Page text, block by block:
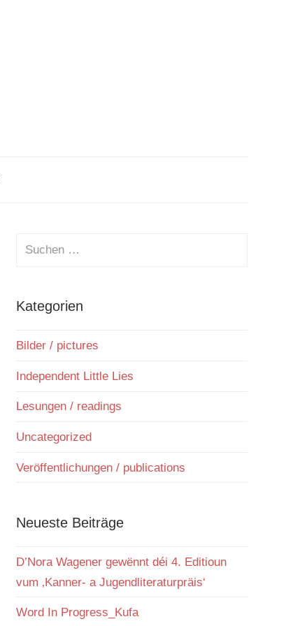
Suchen
Kategorien
Bilder / pictures
Independent Little Lies
Lesungen / readings
Uncategorized
Veröffentlichungen / publications
Neueste Beiträge
D’Nora Wagener gewënnt déi 4. Editioun
vum ‚Kanner- a Jugendliteraturpräis‘
Word In Progress_Kufa